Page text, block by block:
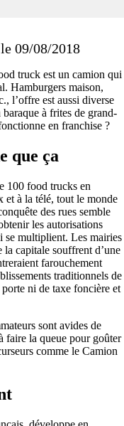
09/08/2018
truck est un camion qui
Hamburgers maison,
l’offre est aussi diverse
à frites de grand-
en franchise ?
que ça
100 food trucks en
et à la télé, tout le monde
des rues semble
les autorisations
se multiplient. Les mairies
la capitale souffrent d’une
farouchement
traditionnels de
ni de taxe foncière et
sont avides de
faire la queue pour goûter
comme le Camion